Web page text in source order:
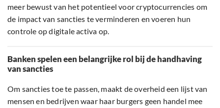
meer bewust van het potentieel voor cryptocurrencies om
de impact van sancties te verminderen en voeren hun
controle op digitale activa op.
Banken spelen een belangrijke rol bij de handhaving
van sancties
Om sancties toe te passen, maakt de overheid een lijst van
mensen en bedrijven waar haar burgers geen handel mee